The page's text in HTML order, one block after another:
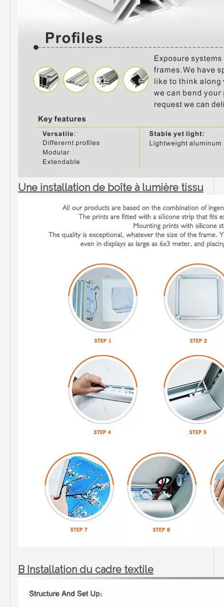
Une installation de boîte à lumière tissu
B Installation du cadre textile